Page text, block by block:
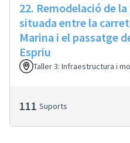
22. Remodelació de la
situada entre la
Marina i el passatge
Espriu
Taller 3: Infraestructura i
111 Suports